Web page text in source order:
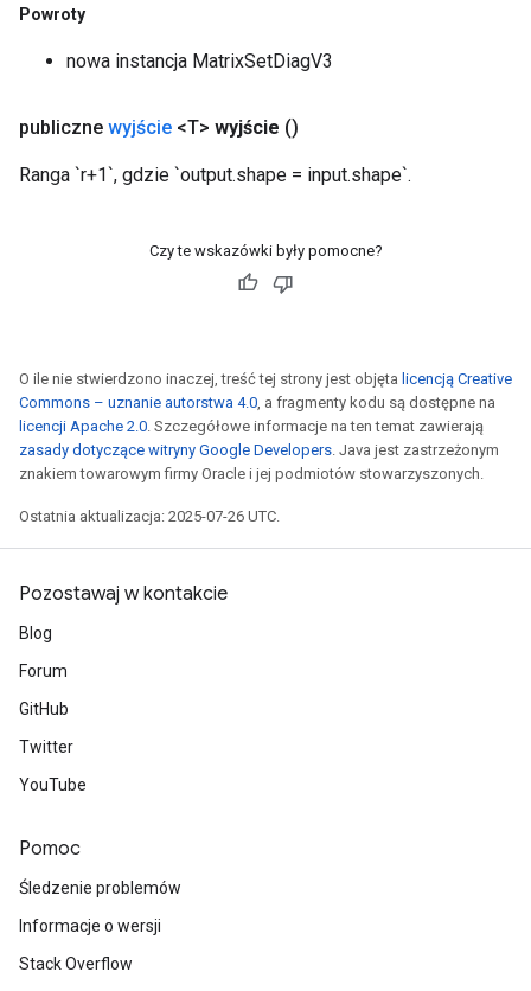
Powroty
nowa instancja MatrixSetDiagV3
publiczne wyjście <T> wyjście ()
Ranga `r+1`, gdzie `output.shape = input.shape`.
Czy te wskazówki były pomocne?
O ile nie stwierdzono inaczej, treść tej strony jest objęta licencją Creative
Commons – uznanie autorstwa 4.0, a fragmenty kodu są dostępne na
licencji Apache 2.0. Szczegółowe informacje na ten temat zawierają
zasady dotyczące witryny Google Developers. Java jest zastrzeżonym
znakiem towarowym firmy Oracle i jej podmiotów stowarzyszonych.
Ostatnia aktualizacja: 2025-07-26 UTC.
Pozostawaj w kontakcie
Blog
Forum
GitHub
Twitter
YouTube
Pomoc
Śledzenie problemów
Informacje o wersji
Stack Overflow